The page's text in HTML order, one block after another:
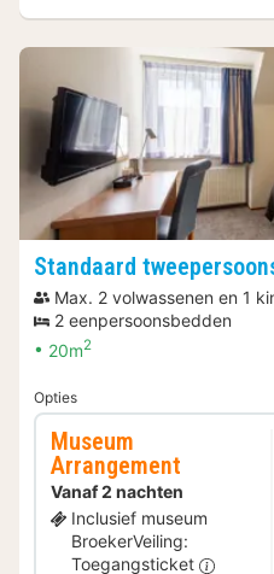
Standaard
Max. 2 volwassenen en 1
2 eenpersoonsbedden
20m2
Opties
Museum
Arrangement
Vanaf 2 nachten
Inclusief museum
BroekerVeiling:
Toegangsticket